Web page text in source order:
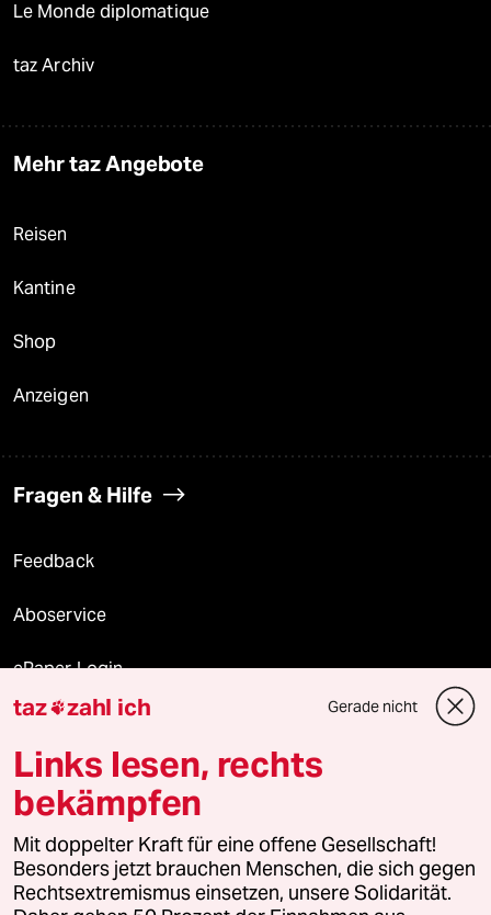
Le Monde diplomatique
taz Archiv
Mehr taz Angebote
Reisen
Kantine
Shop
Anzeigen
Fragen & Hilfe
Feedback
Aboservice
ePaper Login
Downloads für Abonnierende
© 2026 taz Verlags und Vertriebs GmbH
Alle Rechte vorbehalten. Bei rechtlichen Fragen oder für Genehmigungen
wenden Sie sich bitte an lizenzen@taz.de
taz zahl ich Gerade nicht
Links lesen, rechts
bekämpfen
Mit doppelter Kraft für eine offene Gesellschaft!
Besonders jetzt brauchen Menschen, die sich gegen
Rechtsextremismus einsetzen, unsere Solidarität.